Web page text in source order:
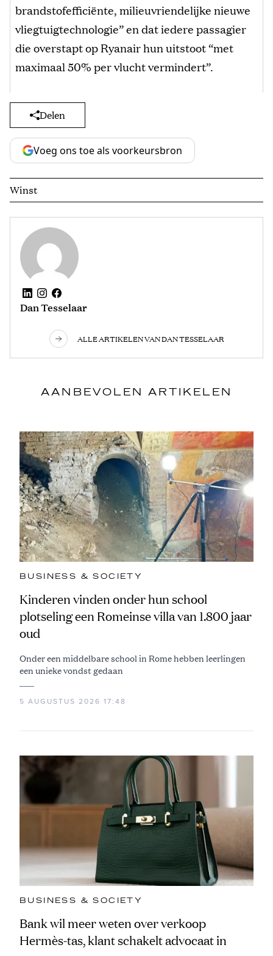
brandstofefficiënte, milieuvriendelijke nieuwe
vliegtuigtechnologie” en dat iedere passagier
die overstapt op Ryanair hun uitstoot “met
maximaal 50% per vlucht vermindert”.
Delen
Voeg ons toe als voorkeursbron
Winst
Dan Tesselaar
ALLE ARTIKELEN VAN DAN TESSELAAR
AANBEVOLEN ARTIKELEN
BUSINESS & SOCIETY
Kinderen vinden onder hun school
plotseling een Romeinse villa van 1.800 jaar
oud
Onder een middelbare school in Rome hebben leerlingen
een unieke vondst gedaan
5 AUGUSTUS 2026 17:48
BUSINESS & SOCIETY
Bank wil meer weten over verkoop
Hermès-tas, klant schakelt advocaat in